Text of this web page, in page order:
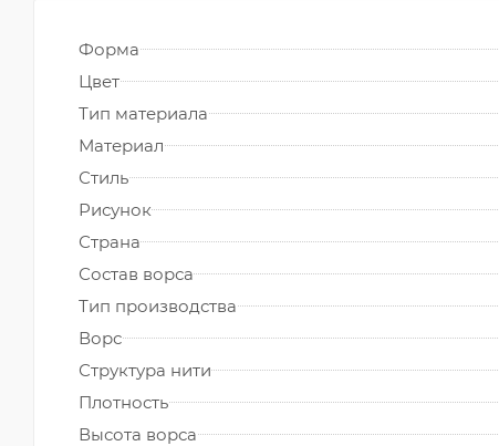
Форма
Цвет
Тип материала
Материал
Стиль
Рисунок
Страна
Состав ворса
Тип производства
Ворс
Структура нити
Плотность
Высота ворса